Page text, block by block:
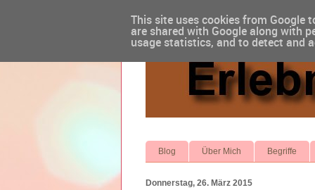
Blog Über Mich Begriffe
Donnerstag, 26. März 2015
This site uses cookies from Google
are shared with Google along with
usage statistics, and to detect and